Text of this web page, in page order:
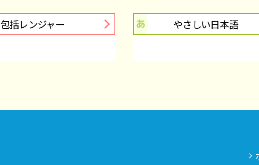
包括レンジャー やさしい日本語